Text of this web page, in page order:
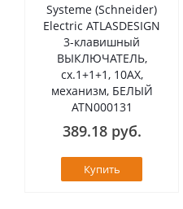
Systeme (Schneider)
Electric ATLASDESIGN
3-клавишный
ВЫКЛЮЧАТЕЛЬ,
сх.1+1+1, 10АХ,
механизм, БЕЛЫЙ
ATN000131
389.18 руб.
Купить